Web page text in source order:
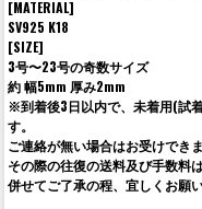
[MATERIAL]
SV925 K18
[SIZE]
3号〜23号の奇数サイズ
約 幅5mm 厚み2mm
※到着後3日以内で、未着用(試
す。
ご連絡が無い場合はお受けできま
その際の往復の送料及び手数料
併せてご了承の程、宜しくお願い